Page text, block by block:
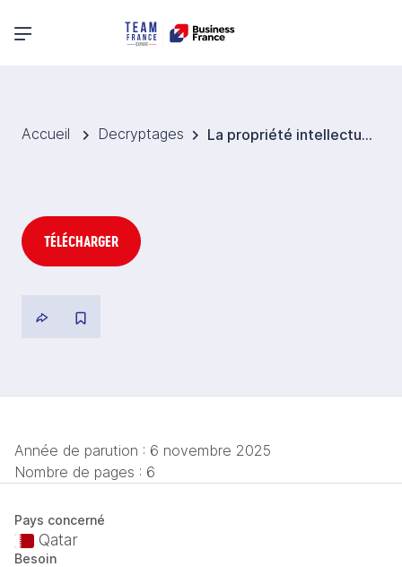
Menu principal
Accueil Decryptages La propriété intellectuelle au Qatar
TÉLÉCHARGER
Année de parution : 6 novembre 2025
Nombre de pages : 6
Pays concerné
Qatar
Besoin